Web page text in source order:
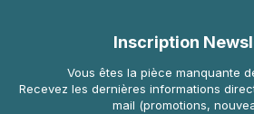
Inscription
Vous êtes la pièce manquante
Recevez les dernières informations
mail (promotions,